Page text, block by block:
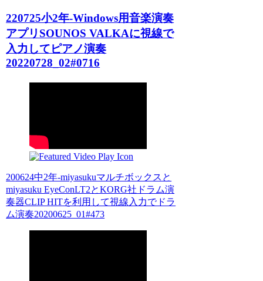
220725小2年-Windows用音楽演奏
アプリSOUNOS VALKAに視線で
入力してピアノ演奏
20220728_02#0716
200624中2年-miyasukuマルチボックスと
miyasuku EyeConLT2とKORG社ドラム演
奏器CLIP HITを利用して視線入力でドラ
ム演奏20200625_01#473